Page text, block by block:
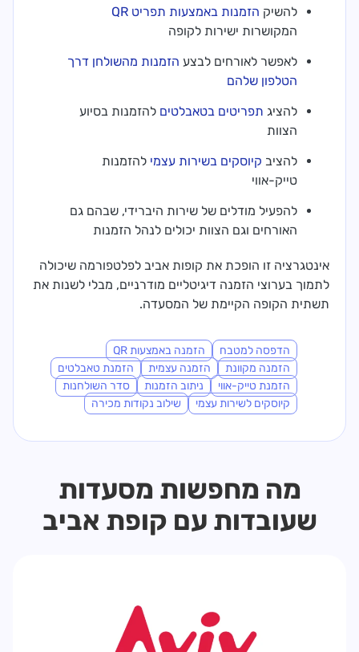
להשיק הזמנות באמצעות תפריט QR
המקושרות ישירות לקופה
לאפשר לאורחים לבצע הזמנות מהשולחן דרך
הטלפון שלהם
להציג תפריטים בטאבלטים להזמנות בסיוע
הצוות
להציב קיוסקים בשירות עצמי להזמנות
טייק-אווי
להפעיל מודלים של שירות היברידי, שבהם גם
האורחים וגם הצוות יכולים לנהל הזמנות
אינטגרציה זו הופכת את קופות אביב לפלטפורמה שיכולה
לתמוך בערוצי הזמנה דיגיטליים מודרניים, מבלי לשנות את
תשתית הקופה הקיימת של המסעדה.
הדפסה למטבח
הזמנה באמצעות QR
הזמנה מקוונת
הזמנה עצמית
הזמנת טאבלטים
הזמנת טייק-אווי
ניתוב הזמנות
סדר השולחנות
קיוסקים לשירות עצמי
שילוב נקודות מכירה
מה מחפשות מסעדות
שעובדות עם קופת אביב